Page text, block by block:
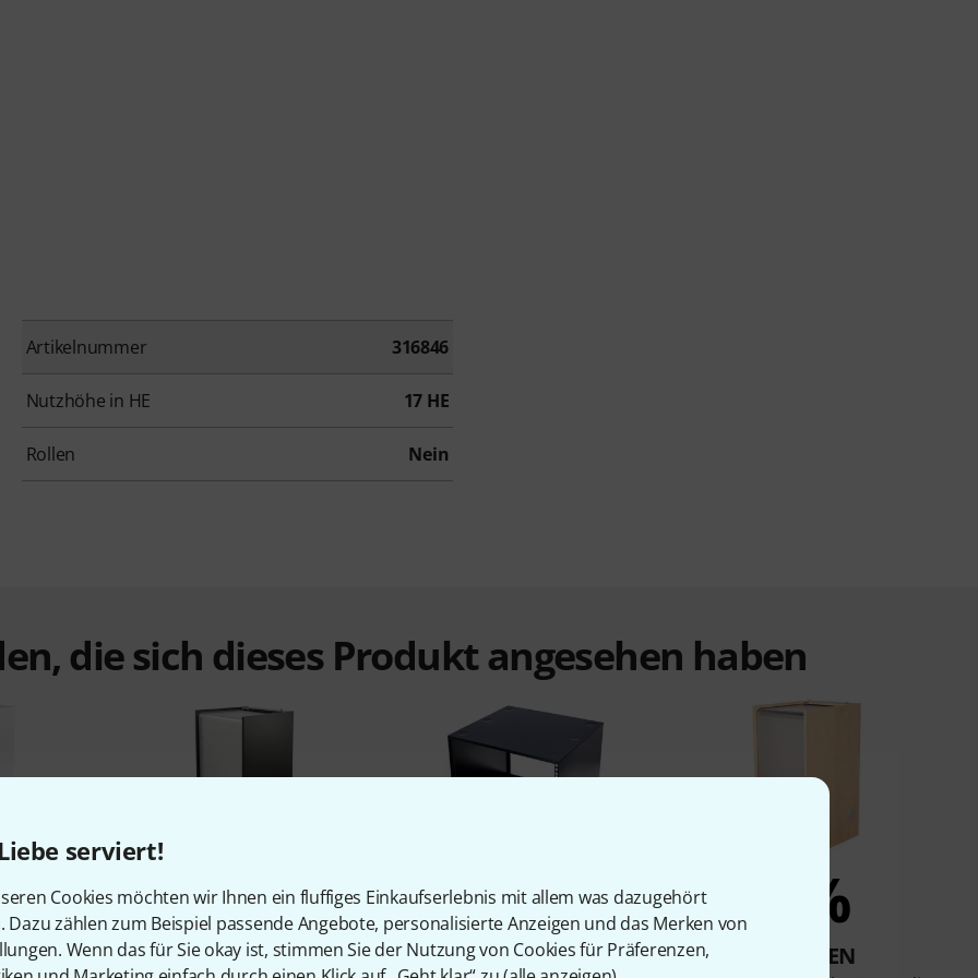
serviert!
Cookies möchten wir Ihnen ein fluffiges Einkaufserlebnis mit allem was dazugehört
Dazu zählen zum Beispiel passende Angebote, personalisierte Anzeigen und das Merken von
Wenn das für Sie okay ist, stimmen Sie der Nutzung von Cookies für Präferenzen,
Artikelnummer 316846
Nutzhöhe in HE 17 HE
Rollen Nein
die sich dieses Produkt angesehen haben
5%
KAUFTEN
5%
KAUFTEN
5%
KAUFTEN